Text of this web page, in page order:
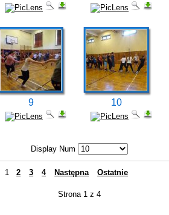
9 10
Display Num
1 2 3 4 Następna Ostatnie
Strona 1 z 4